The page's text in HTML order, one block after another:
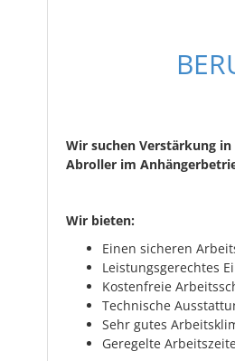
Wir suchen Verstärkung
Abroller im
Wir bieten:
Einen sicheren
Leistungsgerechtes
Kostenfreie
Technische
Sehr gutes
Geregelte